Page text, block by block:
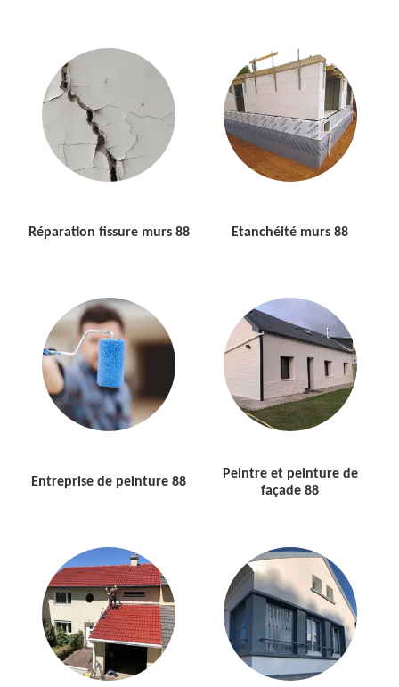
Réparation fissure murs 88 Etanchéité murs 88
Entreprise de peinture 88
Peintre et peinture de
façade 88